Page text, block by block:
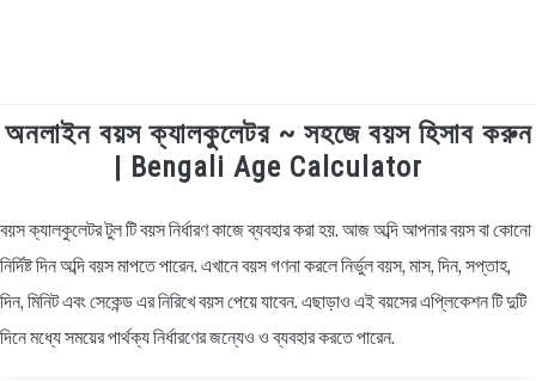
TECHNOLOGY
BIOGRAPHY
EDUCATIONAL
অনলাইন বয়স ক্যালকুলেটর ~ সহজে বয়স হিসাব করুন
| Bengali Age Calculator
বয়স ক্যালকুলেটর টুল টি বয়স নির্ধারণ কাজে ব্যবহার করা হয়. আজ অব্দি আপনার বয়স বা কোনো
নির্দিষ্ট দিন অব্দি বয়স মাপতে পারেন. এখানে বয়স গণনা করলে নির্ভুল বয়স, মাস, দিন, সপ্তাহ,
দিন, মিনিট এবং সেকেন্ড এর নিরিখে বয়স পেয়ে যাবেন. এছাড়াও এই বয়সের এপ্লিকেশন টি দুটি
দিনে মধ্যে সময়ের পার্থক্য নির্ধারণের জন্যেও ও ব্যবহার করতে পারেন.